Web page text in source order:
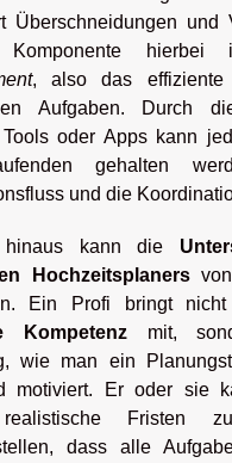
Überschneidungen und
Komponente
, also das effiziente
Aufgaben. Durch
oder Apps kann
gehalten
und die
hinaus kann die
Hochzeitsplanersvon
Ein Profi bringt
Kompetenzmit,
wie man ein
motiviert. Er oder sie
Fristen
dass alle